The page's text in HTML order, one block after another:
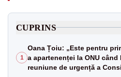
CUPRINS
1
Oana Țoiu: „Este pentru
a apartenenței la ONU
reuniune de urgență a